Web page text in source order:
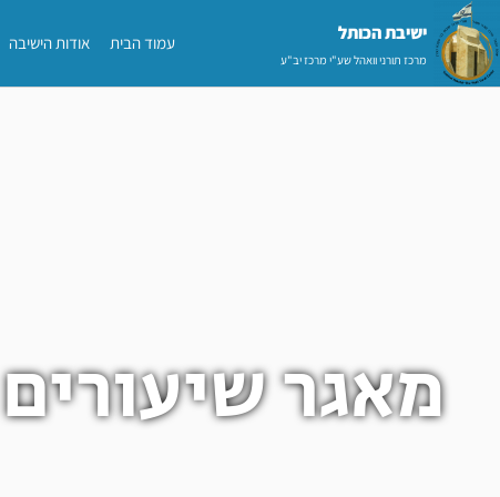
דילוג
לתוכן
ישיבת הכותל​
מרכז תורני וואהל שע"י מרכז יב"ע
עמוד הבית אודות הישיבה
מאגר שיעורים